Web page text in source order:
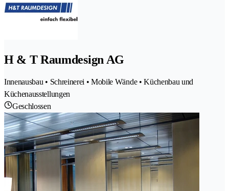
H & T Raumdesign AG
Innenausbau • Schreinerei • Mobile Wände • Küchenbau und
Küchenausstellungen
Geschlossen